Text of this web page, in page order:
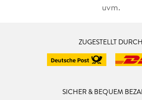
uvm.
ZUGESTELLT DURCH
SICHER & BEQUEM